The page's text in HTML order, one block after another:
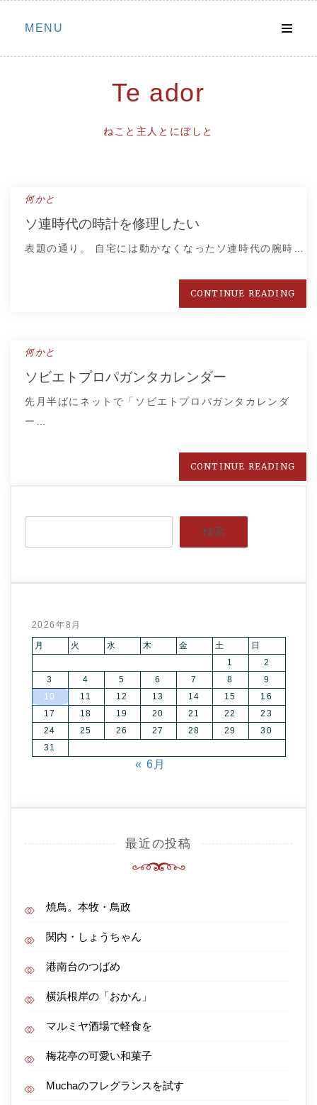
Skip
MENU
Te ador
ねこと主人とにぼしと
何かと
ソ連時代の時計を修理したい
表題の通り。 自宅には動かなくなったソ連時代の腕時…
CONTINUE READING
何かと
ソビエトプロパガンタカレンダー
先月半ばにネットで「ソビエトプロパガンタカレンダ
ー…
CONTINUE READING
検索
2026年8月
月 火 水 木 金 土
日
1
2
3
4 5 6 7 8
9
10
11 12 13 14 15
16
17
18 19 20 21 22
23
24
25 26 27 28 29
30
31
« 6月
最近の投稿
焼鳥。本牧・鳥政
関内・しょうちゃん
港南台のつばめ
横浜根岸の「おかん」
マルミヤ酒場で軽食を
梅花亭の可愛い和菓子
Muchaのフレグランスを試す